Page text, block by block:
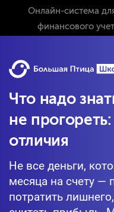
Онлайн-система
финансового
Что надо
не
отличия
Не все деньги,
месяца на счету
потратить